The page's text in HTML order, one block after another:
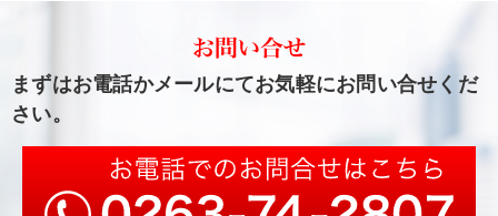
まずはお電話かメールにてお気軽にお問い合せくだ
さい。